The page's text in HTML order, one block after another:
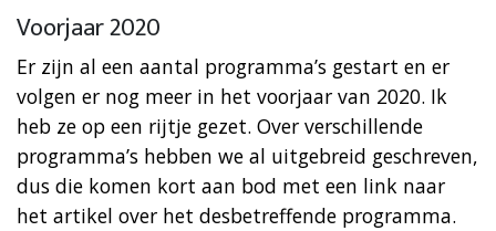
Voorjaar 2020
Er zijn al een aantal programma’s gestart en er
volgen er nog meer in het voorjaar van 2020. Ik
heb ze op een rijtje gezet. Over verschillende
programma’s hebben we al uitgebreid geschreven,
dus die komen kort aan bod met een link naar
het artikel over het desbetreffende programma.